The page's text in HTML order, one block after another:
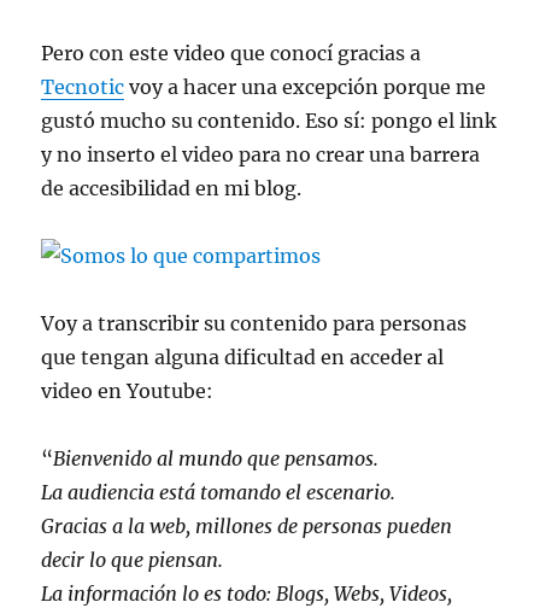
Pero con este video que conocí gracias a
Tecnotic voy a hacer una excepción porque me
gustó mucho su contenido. Eso sí: pongo el link
y no inserto el video para no crear una barrera
de accesibilidad en mi blog.
Voy a transcribir su contenido para personas
que tengan alguna dificultad en acceder al
video en Youtube:
“Bienvenido al mundo que pensamos.
La audiencia está tomando el escenario.
Gracias a la web, millones de personas pueden
decir lo que piensan.
La información lo es todo: Blogs, Webs, Videos,